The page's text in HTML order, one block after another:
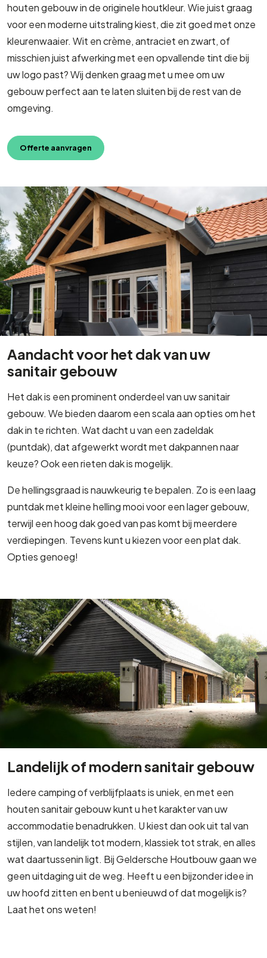
houten gebouw in de originele houtkleur. Wie juist graag
voor een moderne uitstraling kiest, die zit goed met onze
kleurenwaaier. Wit en crème, antraciet en zwart, of
misschien juist afwerking met een opvallende tint die bij
uw logo past? Wij denken graag met u mee om uw
gebouw perfect aan te laten sluiten bij de rest van de
omgeving.
Offerte aanvragen
Aandacht voor het dak van uw
sanitair gebouw
Het dak is een prominent onderdeel van uw sanitair
gebouw. We bieden daarom een scala aan opties om het
dak in te richten. Wat dacht u van een zadeldak
(puntdak), dat afgewerkt wordt met dakpannen naar
keuze? Ook een rieten dak is mogelijk.
De hellingsgraad is nauwkeurig te bepalen. Zo is een laag
puntdak met kleine helling mooi voor een lager gebouw,
terwijl een hoog dak goed van pas komt bij meerdere
verdiepingen. Tevens kunt u kiezen voor een plat dak.
Opties genoeg!
Landelijk of modern sanitair gebouw
Iedere camping of verblijfplaats is uniek, en met een
houten sanitair gebouw kunt u het karakter van uw
accommodatie benadrukken. U kiest dan ook uit tal van
stijlen, van landelijk tot modern, klassiek tot strak, en alles
wat daartussenin ligt. Bij Geldersche Houtbouw gaan we
geen uitdaging uit de weg. Heeft u een bijzonder idee in
uw hoofd zitten en bent u benieuwd of dat mogelijk is?
Laat het ons weten!